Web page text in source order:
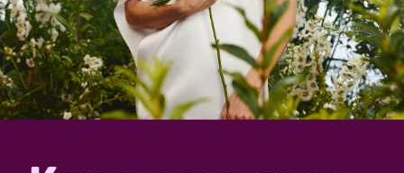
OlgaVoronova АВТОР 7 ДАЧ
Ольга Воронова 12 февраля 2016, 10:19
Эффект действительно имеет место быть. Эфирные
масла действуют. Правда, насчёт чеснока и воды —
это не совсем про масла, это очень древнее средство
от слизней и гусениц капустной белянки, и здесь